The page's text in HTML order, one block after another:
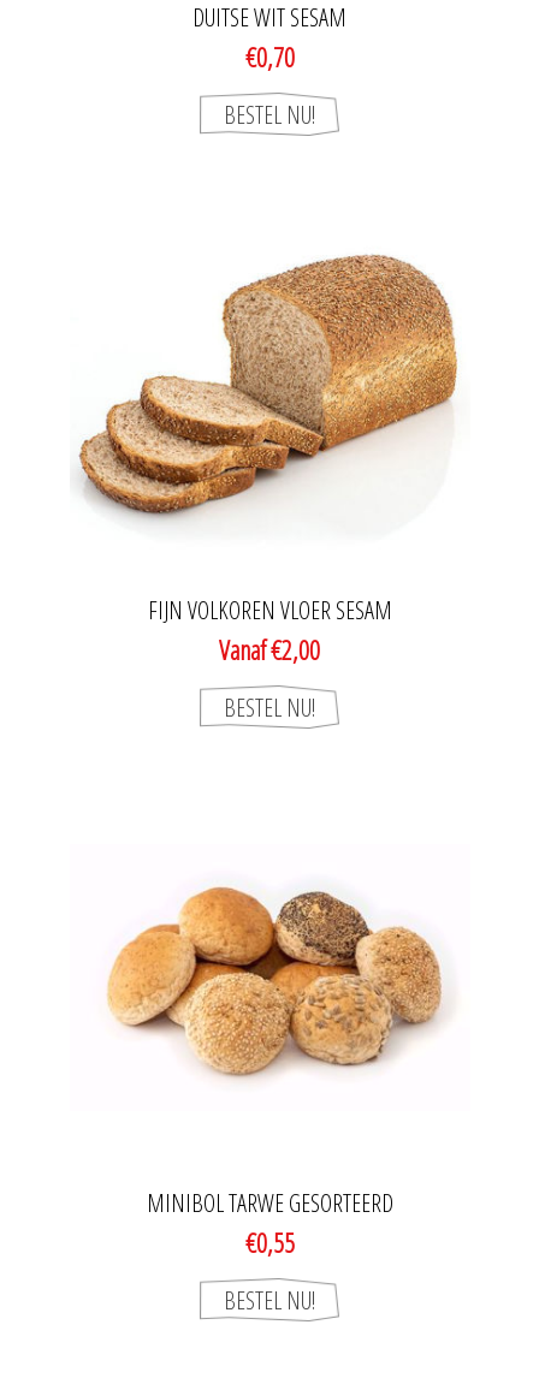
DUITSE WIT SESAM
€0,70
FIJN VOLKOREN VLOER SESAM
Vanaf €2,00
MINIBOL TARWE GESORTEERD
€0,55